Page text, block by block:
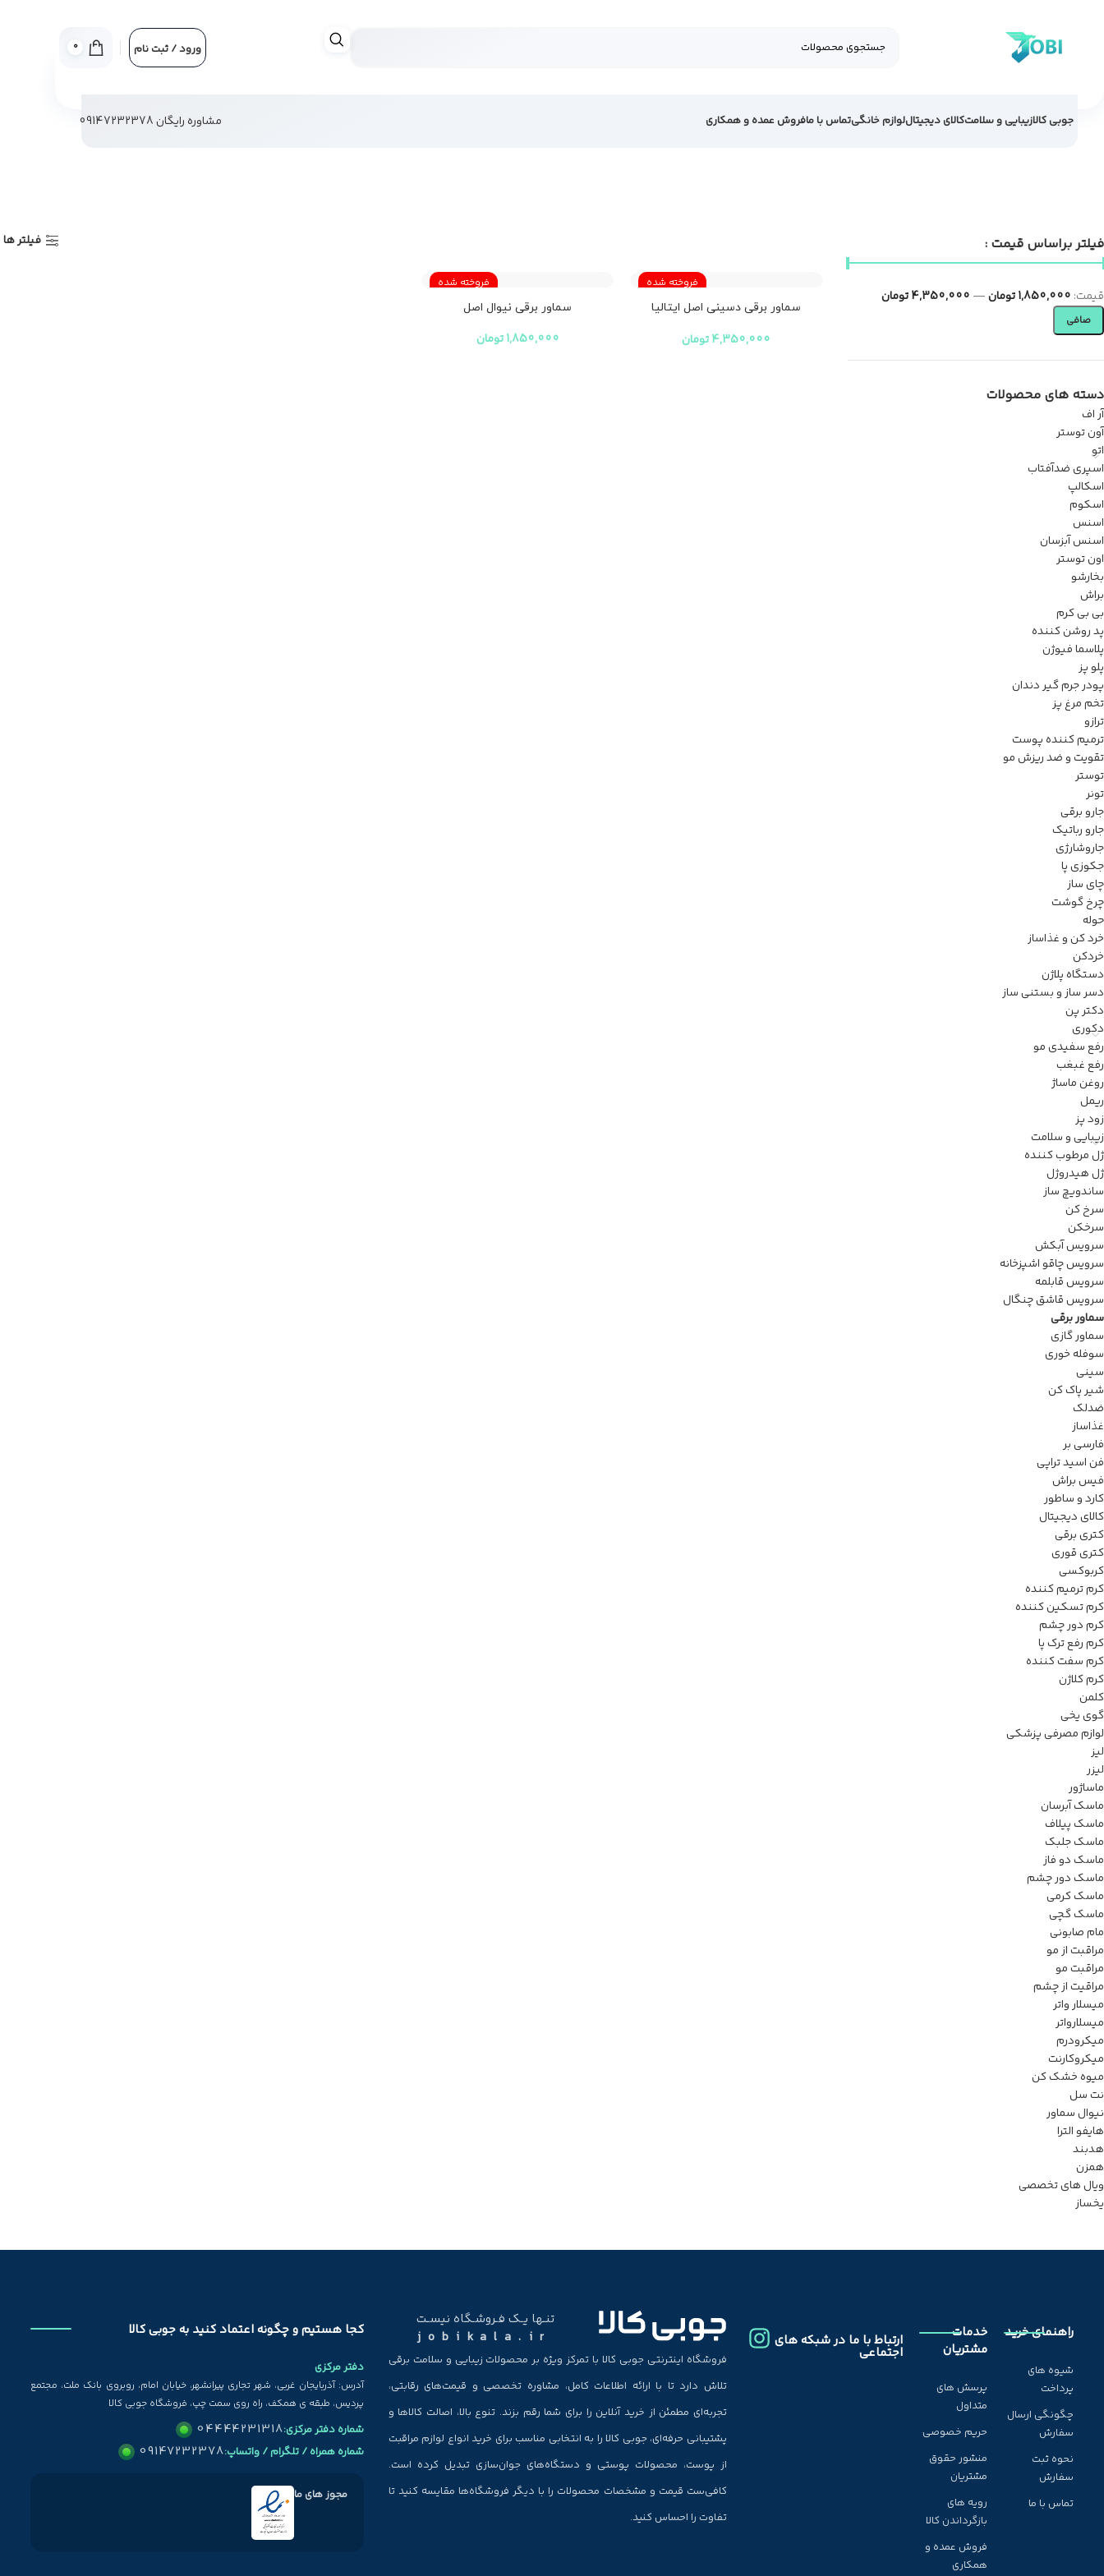
ورود / ثبت نام 0
جوبی کالازیبایی و سلامتکالای دیجیتاللوازم خانگیتماس با مافروش عمده و همکاری مشاوره رایگان 09147232378
فیلتر براساس قیمت :
صافی
قيمت: 1,850,000 تومان — 4,350,000 تومان
دسته های محصولات
آر اف
آون توستر
اتو
اسپری ضدآفتاب
اسکالپ
اسکوم
اسنس
اسنس آبزسان
اون توستر
بخارشو
براش
بی بی کرم
پد روشن کننده
پلاسما فیوژن
پلو پز
پودر جرم گیر دندان
تخم مرغ پز
ترازو
ترمیم کننده پوست
تقویت و ضد ریزش مو
توستر
تونر
جارو برقی
جارو رباتیک
جاروشارژی
جکوزی پا
چای ساز
چرخ گوشت
حوله
خرد کن و غذاساز
خردکن
دستگاه پلاژن
دسر ساز و بستنی ساز
دکتر پن
دکوری
رفع سفیدی مو
رفع غبغب
روغن ماساژ
ریمل
زود پز
زیبایی و سلامت
ژل مرطوب کننده
ژل هیدروژل
ساندویچ ساز
سرخ کن
سرخکن
سرویس آبکش
سرویس چاقو اشپزخانە
سرویس قابلمه
سرویس قاشق چنگال
سماور برقی
سماور گازی
سوفله خوری
سینی
شیر پاک کن
ضدلک
غذاساز
فارسی بر
فن اسید تراپی
فیس براش
کارد و ساطور
کالای دیجیتال
کتری برقی
کتری قوری
کربوکسی
کرم ترمیم کننده
کرم تسکین کننده
کرم دور چشم
کرم رفع ترک پا
کرم سفت کننده
کرم کلاژن
کلمن
گوی یخی
لوازم مصرفی پزشکی
لیز
لیزر
ماساژور
ماسک آبرسان
ماسک پیلاف
ماسک جلبک
ماسک دو فاز
ماسک دور چشم
ماسک کرمی
ماسک گچی
مام صابونی
مراقبت از مو
مراقبت مو
مراقیت از چشم
میسلار واتر
میسلارواتر
میکرودرم
میکروکارنت
میوه خشک کن
نت سل
نیوال سماور
هایفو الترا
هدبند
همزن
ویال های تخصصی
یخساز
فیلتر ها
فروخته شده
سماور برقی دسینی اصل ایتالیا
4,350,000تومان
فروخته شده
سماور برقی نیوال اصل
1,850,000 تومان
راهنمای خرید
شیوه های
پرداخت
چگونگی ارسال
سفارش
نحوه ثبت
سفارش
تماس با ما
خدمات
مشتریان
پرسش های
متداول
حریم خصوصی
منشور حقوق
مشتریان
رویه های
بازگرداندن کالا
فروش عمده و
همکاری
ارتباط با ما در شبکه های
اجتماعی
تنـها یـک فـروشـگاه نیسـت
jobikala.ir
فروشگاه اینترنتی جوبی کالا با تمرکز ویژه بر محصولات زیبایی و سلامت برقی
تلاش دارد تا با ارائه اطلاعات کامل، مشاوره تخصصی و قیمت‌های رقابتی،
تجربه‌ای مطمئن از خرید آنلاین را برای شما رقم بزند. تنوع بالا، اصالت کالاها و
پشتیبانی حرفه‌ای، جوبی کالا را به انتخابی مناسب برای خرید انواع لوازم مراقبت
از پوست، محصولات پوستی و دستگاه‌های جوان‌سازی تبدیل کرده است.
کافی‌ست قیمت و مشخصات محصولات را با دیگر فروشگاه‌ها مقایسه کنید تا
تفاوت را احساس کنید.
کجا هستیم و چگونه اعتماد کنید به جوبی کالا
دفتر مرکزی
آدرس: آذربایجان غربی، شهر تجاری پیرانشهر، خیابان امام، روبروی بانک ملت، مجتمع
پردیس، طبقه ی همکف، راه روی سمت چپ، فروشگاه جوبی کالا
شماره دفتر مرکزی:04444231318
شماره همراه / تلگرام / واتساپ:09147232378
مجوز های ما